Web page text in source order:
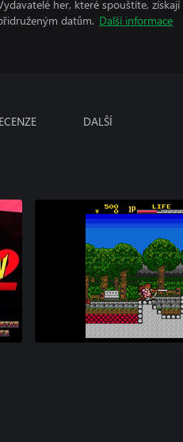
her, které spouštíte,
datům. Další informace
DALŠÍ